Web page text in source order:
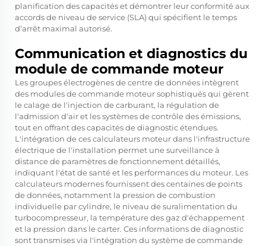
planification des capacités et démontrer leur conformité aux
accords de niveau de service (SLA) qui spécifient le temps
d’arrêt maximal autorisé.
Communication et diagnostics du
module de commande moteur
Les groupes électrogènes de centre de données intègrent
des modules de commande moteur sophistiqués qui gèrent
le calage de l'injection de carburant, la régulation de
l'admission d'air et les systèmes de contrôle des émissions,
tout en offrant des capacités de diagnostic étendues.
L'intégration de ces calculateurs moteur dans l'infrastructure
électrique de l'installation permet une surveillance à
distance de paramètres de fonctionnement détaillés,
indiquant l'état de santé et les performances du moteur. Les
calculateurs modernes fournissent des centaines de points
de données, notamment la pression de combustion
individuelle par cylindre, le niveau de suralimentation du
turbocompresseur, la température des gaz d'échappement
et la pression dans le carter. Ces informations de diagnostic
sont transmises via l'intégration du système de commande